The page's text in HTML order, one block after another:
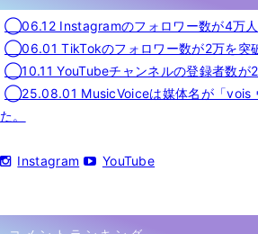
◯06.12 Instagramのフォロワー数が4万人
◯06.01 TikTokのフォロワー数が2万を突
◯10.11 YouTubeチャンネルの登録者数が
◯25.08.01 MusicVoiceは媒体名が「vois
た。
Instagram YouTube